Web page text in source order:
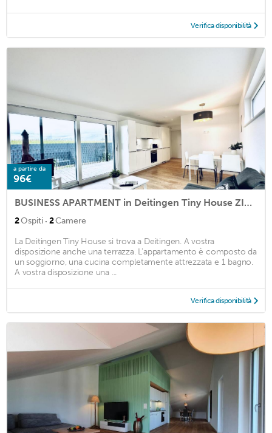
Verifica disponibilità
a partire da
96€
BUSINESS APARTMENT in Deitingen Tiny House ZIMMERzuVERMIETEN
2Ospiti · 2Camere
La Deitingen Tiny House si trova a Deitingen. A vostra
disposizione anche una terrazza. L'appartamento è composto da
un soggiorno, una cucina completamente attrezzata e 1 bagno.
A vostra disposizione una ...
Verifica disponibilità